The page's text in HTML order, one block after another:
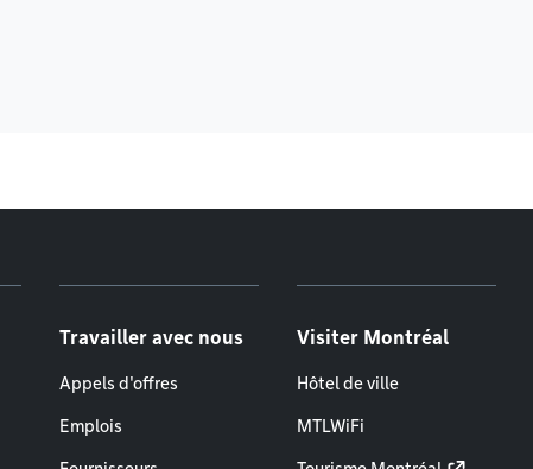
Travailler avec nous
Appels d'offres
Emplois
Visiter Montréal
Hôtel de ville
MTLWiFi